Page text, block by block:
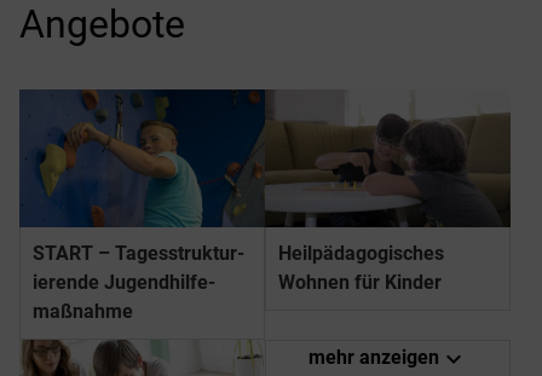
Angebote
START – Tages­struktur­
ierende Jugend­hilfe­
maßnahme
Heilpädagogisches
Wohnen für Kinder
mehr anzeigen expand_more